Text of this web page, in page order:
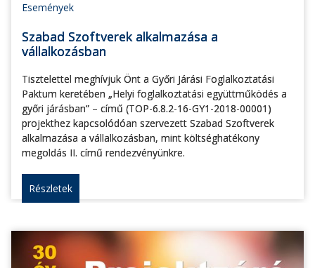
Események
Szabad Szoftverek alkalmazása a
vállalkozásban
Tisztelettel meghívjuk Önt a Győri Járási Foglalkoztatási
Paktum keretében „Helyi foglalkoztatási együttműködés a
győri járásban” – című (TOP-6.8.2-16-GY1-2018-00001)
projekthez kapcsolódóan szervezett Szabad Szoftverek
alkalmazása a vállalkozásban, mint költséghatékony
megoldás II. című rendezvényünkre.
Részletek